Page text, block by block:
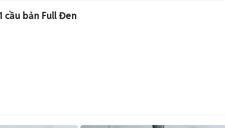
bản Full Đen